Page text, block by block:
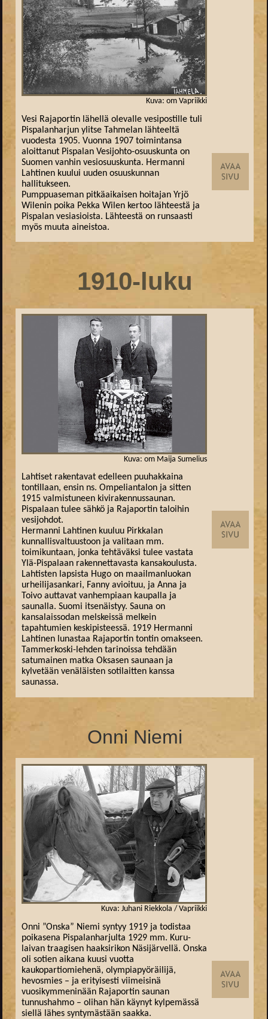
Kuva: om Vapriikki
Vesi Rajaportin lähellä olevalle vesipostille tuli
Pispalanharjun ylitse Tahmelan lähteeltä
vuodesta 1905. Vuonna 1907 toimintansa
aloittanut Pispalan Vesijohto-osuuskunta on
Suomen vanhin vesiosuuskunta. Hermanni
Lahtinen kuului uuden osuuskunnan
hallitukseen.
Pumppuaseman pitkäaikaisen hoitajan Yrjö
Wilenin poika Pekka Wilen kertoo lähteestä ja
Pispalan vesiasioista. Lähteestä on runsaasti
myös muuta aineistoa.
1910-luku
Kuva: om Maija Sumelius
Lahtiset rakentavat edelleen puuhakkaina
tontillaan, ensin ns. Ompeliantalon ja sitten
1915 valmistuneen kivirakennussaunan.
Pispalaan tulee sähkö ja Rajaportin taloihin
vesijohdot.
Hermanni Lahtinen kuuluu Pirkkalan
kunnallisvaltuustoon ja valitaan mm.
toimikuntaan, jonka tehtäväksi tulee vastata
Ylä-Pispalaan rakennettavasta kansakoulusta.
Lahtisten lapsista Hugo on maailmanluokan
urheilijasankari, Fanny avioituu, ja Anna ja
Toivo auttavat vanhempiaan kaupalla ja
saunalla. Suomi itsenäistyy. Sauna on
kansalaissodan melskeissä melkein
tapahtumien keskipisteessä. 1919 Hermanni
Lahtinen lunastaa Rajaportin tontin omakseen.
Tammerkoski-lehden tarinoissa tehdään
satumainen matka Oksasen saunaan ja
kylvetään venäläisten sotilaitten kanssa
saunassa.
Onni Niemi
Kuva: Juhani Riekkola / Vapriikki
Onni ”Onska” Niemi syntyy 1919 ja todistaa
poikasena Pispalanharjulta 1929 mm. Kuru-
laivan traagisen haaksirikon Näsijärvellä. Onska
oli sotien aikana kuusi vuotta
kaukopartiomiehenä, olympiapyöräilijä,
hevosmies – ja erityisesti viimeisinä
vuosikymmeninään Rajaportin saunan
tunnushahmo – olihan hän käynyt kylpemässä
siellä lähes syntymästään saakka.